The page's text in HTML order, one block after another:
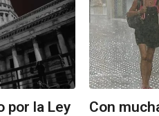
por la Ley
Con